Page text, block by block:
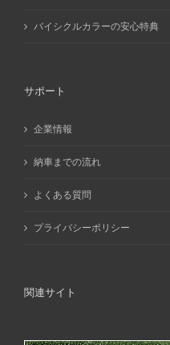
バイシクルカラーの安心特典
サポート
企業情報
納車までの流れ
よくある質問
プライバシーポリシー
関連サイト